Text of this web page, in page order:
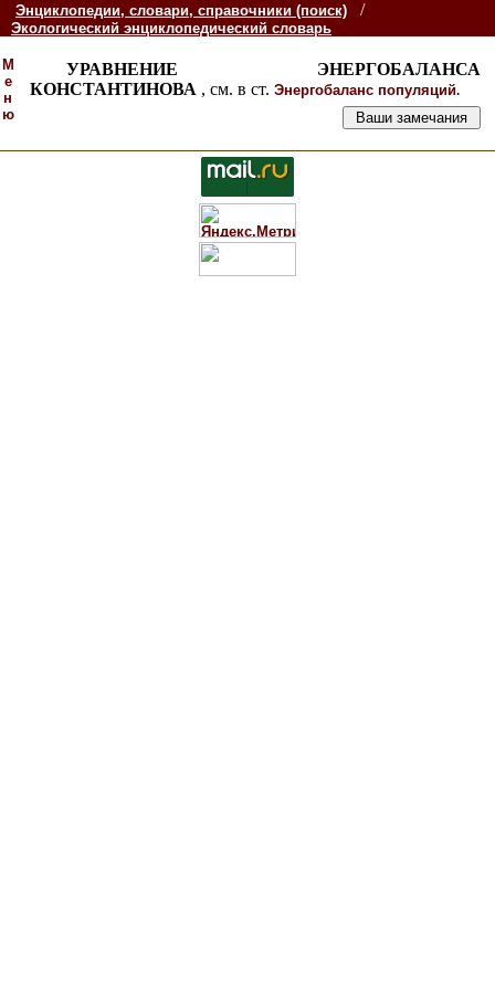
Энциклопедии, словари, справочники (поиск) /
Экологический энциклопедический словарь
М
е
н
ю
УРАВНЕНИЕ ЭНЕРГОБАЛАНСА
КОНСТАНТИНОВА , см. в ст. Энергобаланс популяций.